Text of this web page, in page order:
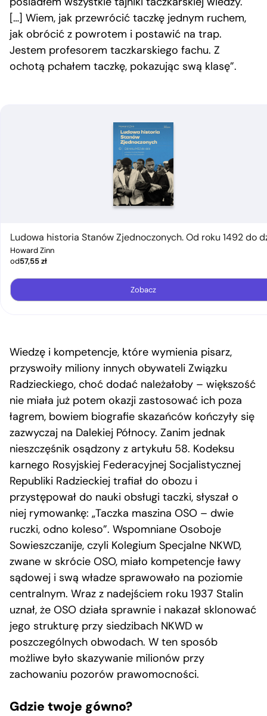
[…] Wiem, jak przewrócić taczkę jednym ruchem,
jak obrócić z powrotem i postawić na trap.
Jestem profesorem taczkarskiego fachu. Z
ochotą pchałem taczkę, pokazując swą klasę”.
Ludowa historia Stanów Zjednoczonych. Od roku 1492 do
Howard Zinn
od57,55zł
Zobacz
Wiedzę i kompetencje, które wymienia pisarz,
przyswoiły miliony innych obywateli Związku
Radzieckiego, choć dodać należałoby – większość
nie miała już potem okazji zastosować ich poza
łagrem, bowiem biografie skazańców kończyły się
zazwyczaj na Dalekiej Północy. Zanim jednak
nieszczęśnik osądzony z artykułu 58. Kodeksu
karnego Rosyjskiej Federacyjnej Socjalistycznej
Republiki Radzieckiej trafiał do obozu i
przystępował do nauki obsługi taczki, słyszał o
niej rymowankę: „Taczka maszina OSO – dwie
ruczki, odno koleso”. Wspomniane Osoboje
Sowieszczanije, czyli Kolegium Specjalne NKWD,
zwane w skrócie OSO, miało kompetencje ławy
sądowej i swą władze sprawowało na poziomie
centralnym. Wraz z nadejściem roku 1937 Stalin
uznał, że OSO działa sprawnie i nakazał sklonować
jego strukturę przy siedzibach NKWD w
poszczególnych obwodach. W ten sposób
możliwe było skazywanie milionów przy
zachowaniu pozorów prawomocności.
Gdzie twoje gówno?